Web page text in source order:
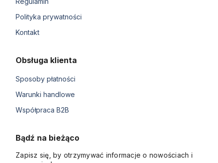
Polityka prywatności
Kontakt
Obsługa klienta
Sposoby płatności
Warunki handlowe
Współpraca B2B
Bądź na bieżąco
Zapisz się, by otrzymywać informacje o nowościach i